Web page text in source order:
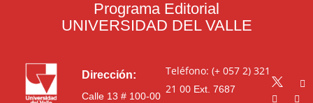
Programa Editorial
UNIVERSIDAD DEL VALLE
Dirección:
Calle 13 # 100-00
Teléfono: (+ 057 2) 321
21 00Ext. 7687